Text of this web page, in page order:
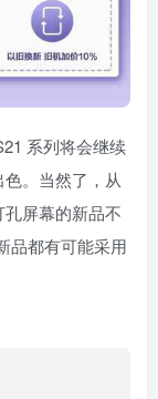
系列将会继续
。当然了，从
屏幕的新品不
品都有可能采用